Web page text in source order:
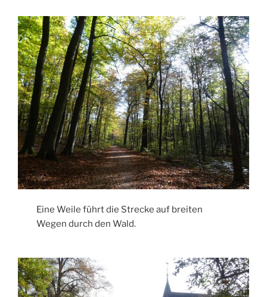
Eine Weile führt die Strecke auf breiten
Wegen durch den Wald.